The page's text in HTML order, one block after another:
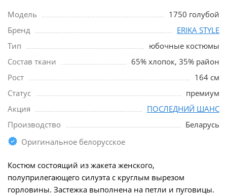
Модель
1750 голубой
Бренд
ERIKA STYLE
Тип
юбочные костюмы
Состав ткани
65% хлопок, 35% район
Рост
164 см
Статус
премиум
Акция
ПОСЛЕДНИЙ ШАНС
Производство
Беларусь
Оригинальное белорусское
Костюм состоящий из жакета женского,
полуприлегающего силуэта с круглым вырезом
горловины. Застежка выполнена на петли и пуговицы.